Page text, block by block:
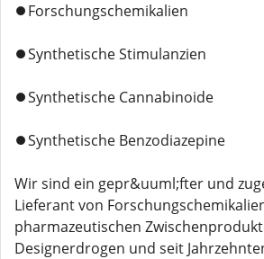
⏺️Forschungschemikalien
⏺️Synthetische Stimulanzien
⏺️Synthetische Cannabinoide
⏺️Synthetische Benzodiazepine
Wir sind ein gepr&uuml;fter und
Lieferant von
pharmazeutischen
Designerdrogen und seit